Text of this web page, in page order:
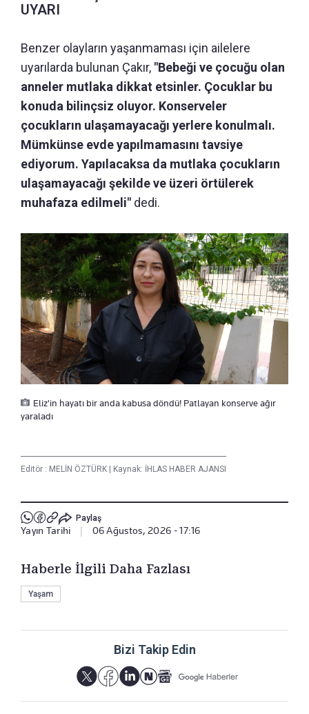
UYARI
Benzer olayların yaşanmaması için ailelere
uyarılarda bulunan Çakır, "Bebeği ve çocuğu olan
anneler mutlaka dikkat etsinler. Çocuklar bu
konuda bilinçsiz oluyor. Konserveler
çocukların ulaşamayacağı yerlere konulmalı.
Mümkünse evde yapılmamasını tavsiye
ediyorum. Yapılacaksa da mutlaka çocukların
ulaşamayacağı şekilde ve üzeri örtülerek
muhafaza edilmeli" dedi.
Eliz'in hayatı bir anda kabusa döndü! Patlayan konserve ağır
yaraladı
Editör : MELİN ÖZTÜRK | Kaynak: İHLAS HABER AJANSI
Paylaş
Yayın Tarihi | 06 Ağustos, 2026 - 17:16
Haberle İlgili Daha Fazlası
Yaşam
Bizi Takip Edin